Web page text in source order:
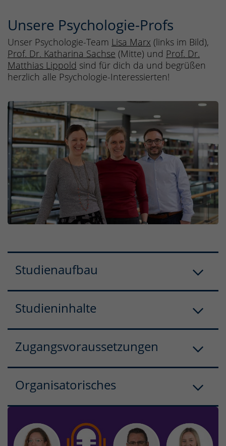
Unsere Psychologie-Profs
Unser Psychologie-Team Lisa Marx (links im Bild),
Prof. Dr. Katharina Sachse (Mitte) und Prof. Dr.
Matthias Lippold sind für dich da und begrüßen
herzlich alle Psychologie-Interessierten!
Studienaufbau
Studieninhalte
Zugangsvoraussetzungen
Organisatorisches